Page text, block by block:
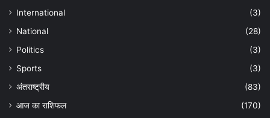
International
(3)
National
(28)
Politics
(3)
Sports
(3)
अंतराष्ट्रीय
(83)
आज का राशिफल
(170)